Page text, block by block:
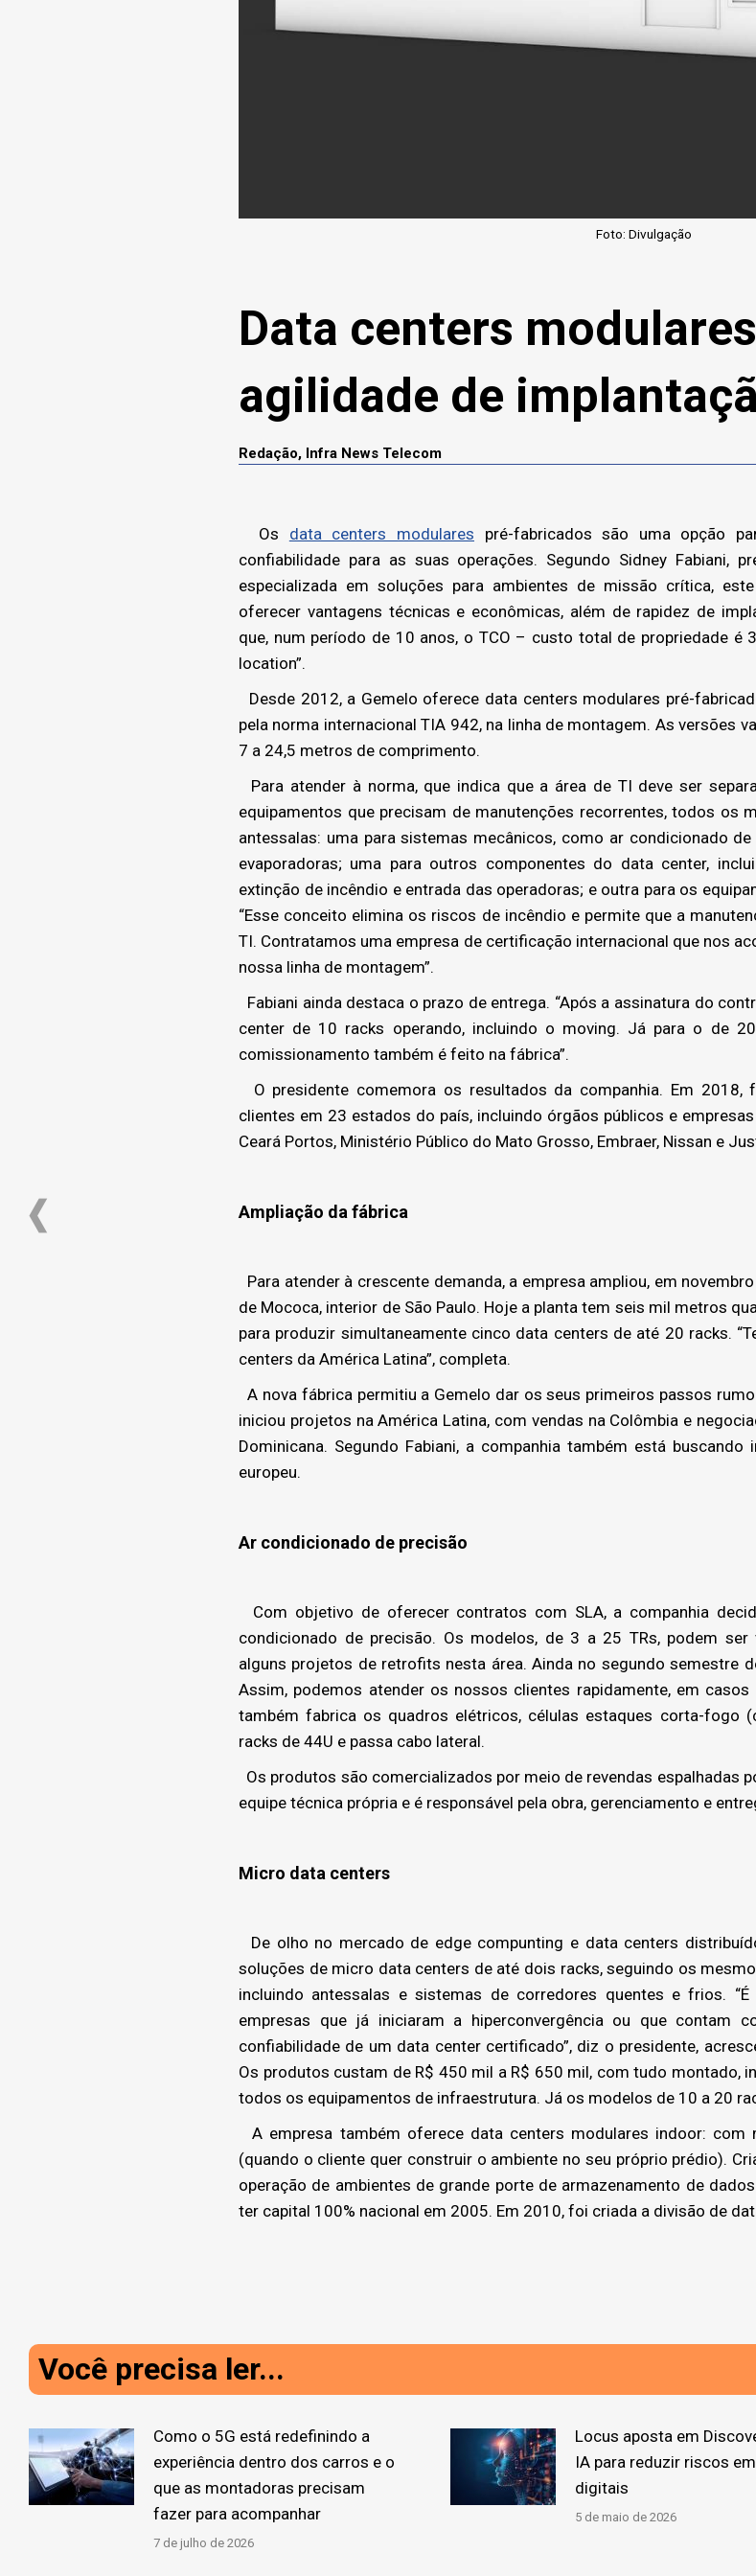
Foto: Divulgação
Data centers
agilidade de
Redação, Infra News Telecom
Os data centers modulares pré-fabricados são uma opção
confiabilidade para as suas operações. Segundo Sidney Fabiani,
especializada em soluções para ambientes de missão crítica,
oferecer vantagens técnicas e econômicas, além de rapidez de
que, num período de 10 anos, o TCO – custo total de propriedade é
location”.
Desde 2012, a Gemelo oferece data centers modulares pré-
pela norma internacional TIA 942, na linha de montagem. As versões
7 a 24,5 metros de comprimento.
Para atender à norma, que indica que a área de TI deve ser
equipamentos que precisam de manutenções recorrentes, todos os
antessalas: uma para sistemas mecânicos, como ar condicionado
evaporadoras; uma para outros componentes do data center,
extinção de incêndio e entrada das operadoras; e outra para os
“Esse conceito elimina os riscos de incêndio e permite que a
TI. Contratamos uma empresa de certificação internacional que nos
nossa linha de montagem”.
Fabiani ainda destaca o prazo de entrega. “Após a assinatura do
center de 10 racks operando, incluindo o moving. Já para o de
comissionamento também é feito na fábrica”.
O presidente comemora os resultados da companhia. Em
clientes em 23 estados do país, incluindo órgãos públicos e
Ceará Portos, Ministério Público do Mato Grosso, Embraer, Nissan e
Ampliação da fábrica
Para atender à crescente demanda, a empresa ampliou, em
de Mococa, interior de São Paulo. Hoje a planta tem seis mil metros
para produzir simultaneamente cinco data centers de até 20 racks.
centers da América Latina”, completa.
A nova fábrica permitiu a Gemelo dar os seus primeiros passos
iniciou projetos na América Latina, com vendas na Colômbia e
Dominicana. Segundo Fabiani, a companhia também está
europeu.
Ar condicionado de precisão
Com objetivo de oferecer contratos com SLA, a companhia
condicionado de precisão. Os modelos, de 3 a 25 TRs, podem ser
alguns projetos de retrofits nesta área. Ainda no segundo semestre
Assim, podemos atender os nossos clientes rapidamente, em
também fabrica os quadros elétricos, células estaques corta-fogo
racks de 44U e passa cabo lateral.
Os produtos são comercializados por meio de revendas espalhadas
equipe técnica própria e é responsável pela obra, gerenciamento e
Micro data centers
De olho no mercado de edge compunting e data centers
soluções de micro data centers de até dois racks, seguindo os
incluindo antessalas e sistemas de corredores quentes e frios.
empresas que já iniciaram a hiperconvergência ou que contam
confiabilidade de um data center certificado”, diz o presidente,
Os produtos custam de R$ 450 mil a R$ 650 mil, com tudo montado,
todos os equipamentos de infraestrutura. Já os modelos de 10 a 20
A empresa também oferece data centers modulares indoor: com
(quando o cliente quer construir o ambiente no seu próprio prédio).
operação de ambientes de grande porte de armazenamento de
ter capital 100% nacional em 2005. Em 2010, foi criada a divisão de
Você precisa ler...
Como o 5G está redefinindo a
experiência dentro dos carros e o
que as montadoras precisam
fazer para acompanhar
7 de julho de 2026
Locus aposta em
IA para reduzir riscos
digitais
5 de maio de 2026